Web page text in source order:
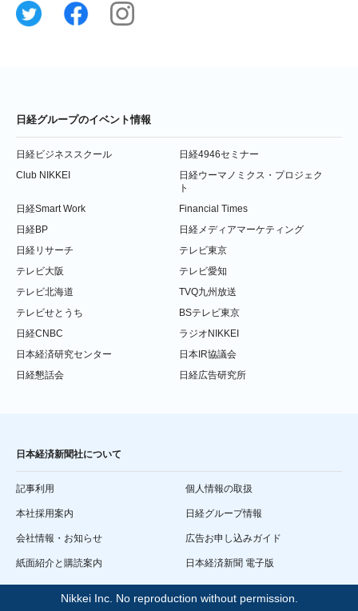
日経グループのイベント情報
日経ビジネススクール
日経4946セミナー
Club NIKKEI
日経ウーマノミクス・プロジェク
ト
日経Smart Work
Financial Times
日経BP
日経メディアマーケティング
日経リサーチ
テレビ東京
テレビ大阪
テレビ愛知
テレビ北海道
TVQ九州放送
テレビせとうち
BSテレビ東京
日経CNBC
ラジオNIKKEI
日本経済研究センター
日本IR協議会
日経懇話会
日経広告研究所
日本経済新聞社について
記事利用 個人情報の取扱
本社採用案内 日経グループ情報
会社情報・お知らせ 広告お申し込みガイド
紙面紹介と購読案内 日本経済新聞 電子版
Nikkei Inc. No reproduction without permission.